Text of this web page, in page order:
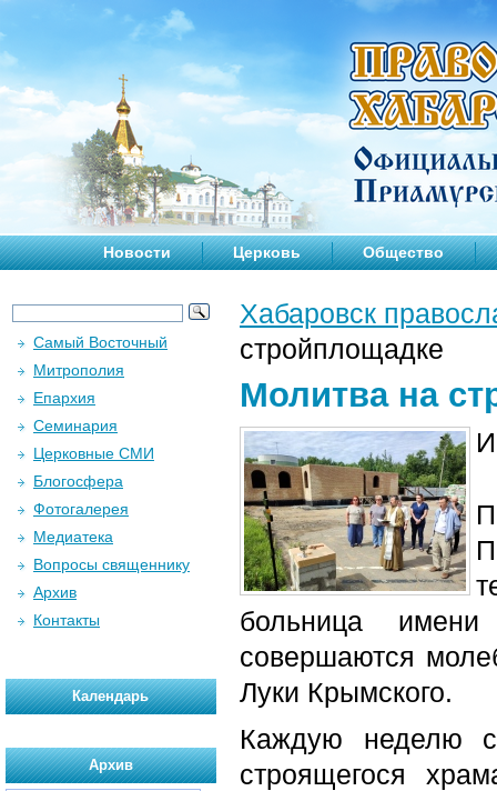
Новости Церковь Общество
Хабаровск
стройплощадке
Молитва на
больница
совершаются
Луки Крымского.
Каждую неделю
строящегося
Самый Восточный
Митрополия
Епархия
Семинария
Церковные СМИ
Блогосфера
Фотогалерея
Медиатека
Вопросы священнику
Архив
Контакты
Календарь
Архив